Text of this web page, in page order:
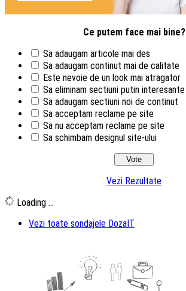
Ce putem face mai bine?
Sa adaugam articole mai des
Sa adaugam continut mai de calitate
Este nevoie de un look mai atragator
Sa eliminam sectiuni putin interesante
Sa adaugam sectiuni noi de continut
Sa acceptam reclame pe site
Sa nu acceptam reclame pe site
Sa schimbam designul site-ului
Vezi Rezultate
Loading ...
Vezi toate sondajele DozaIT